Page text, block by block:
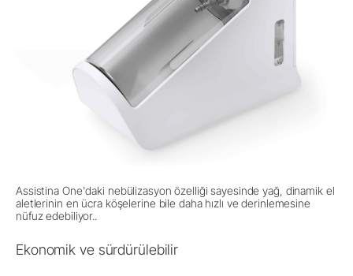
Assistina One'daki nebülizasyon özelliği sayesinde yağ, dinamik el
aletlerinin en ücra köşelerine bile daha hızlı ve derinlemesine
nüfuz edebiliyor..
Ekonomik ve sürdürülebilir